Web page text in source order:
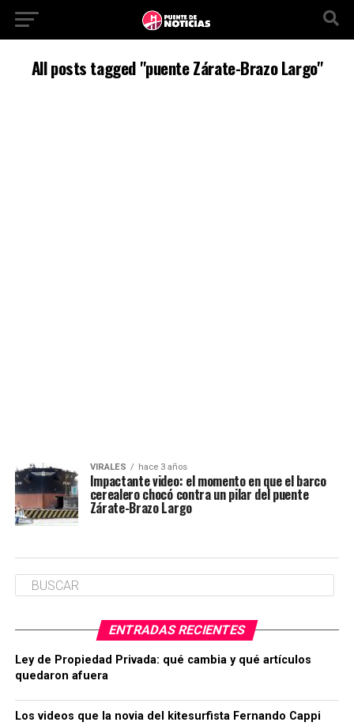
All posts tagged "puente Zárate-Brazo Largo"
VIRALES hace 3 años
Impactante video: el momento en que el barco
cerealero chocó contra un pilar del puente
Zárate-Brazo Largo
ENTRADAS RECIENTES
Ley de Propiedad Privada: qué cambia y qué artículos
quedaron afuera
Los videos que la novia del kitesurfista Fernando Cappi